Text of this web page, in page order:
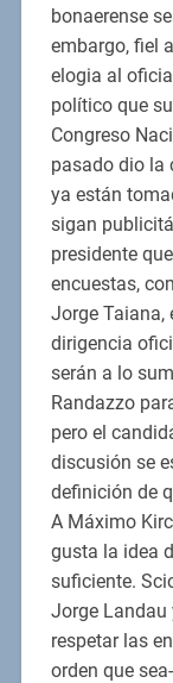
bonaerense
embargo, fiel
elogia al
político que
Congreso
pasado dio la
ya están
sigan
presidente
encuestas,
Jorge Taiana,
dirigencia
serán a lo
Randazzo
pero el
discusión se
definición de
A Máximo
gusta la idea
suficiente.
Jorge Landau
respetar las
orden que